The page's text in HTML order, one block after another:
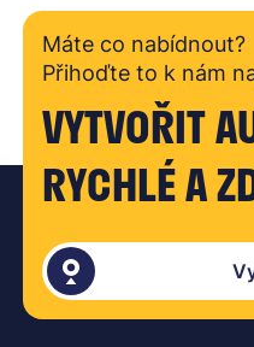
Máte co nabídnout?
Přihoďte to k nám
VYTVOŘIT
RYCHLÉ A